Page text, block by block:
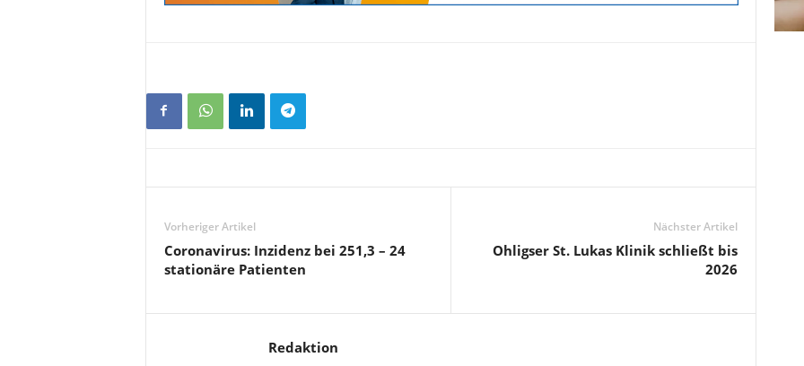
Vorheriger Artikel
Coronavirus: Inzidenz bei 251,3 – 24
stationäre Patienten
Nächster Artikel
Ohligser St. Lukas Klinik schließt bis
2026
Redaktion